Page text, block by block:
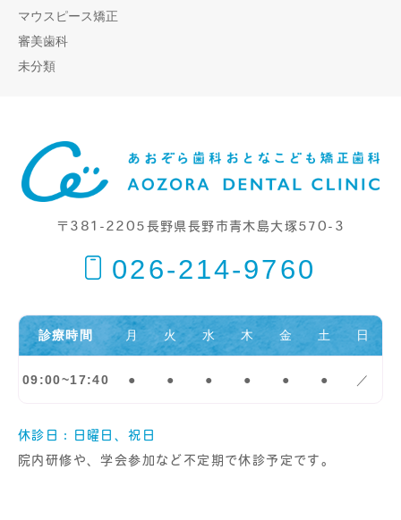
マウスピース矯正
審美歯科
未分類
〒381-2205 長野県長野市青木島大塚570-3
026-214-9760
診療時間 月 火 水 木 金 土 日
09:00~17:40 ● ● ● ● ● ● ／
休診日：日曜日、祝日
院内研修や、学会参加など不定期で休診予定です。